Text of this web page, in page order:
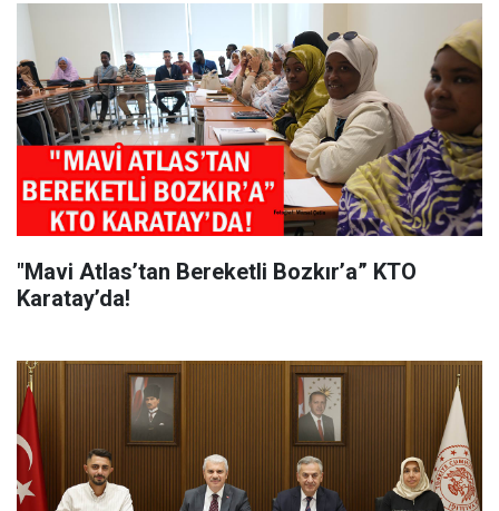
"Mavi Atlas’tan Bereketli Bozkır’a” KTO
Karatay’da!